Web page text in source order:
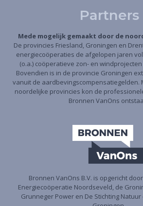
Partners
Mede mogelijk gemaakt door de
De provincies Friesland, Groningen en
energiecoöperaties de afgelopen jaren
(o.a.) coöperatieve zon- en
Bovendien is in de provincie Groningen
vanuit de aardbevingscompensatiegelden.
noordelijke provincies kon de
Bronnen VanOns
Bronnen VanOns B.V. is opgericht
Energiecoöperatie Noordseveld, de
Grunneger Power en De Stichting